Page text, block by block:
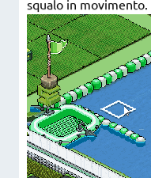
squalo in movimento.